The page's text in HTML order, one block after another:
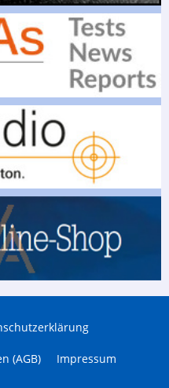
(AGB) Impressum